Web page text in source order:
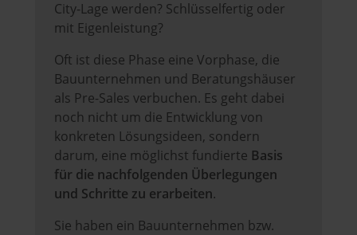
City-Lage werden? Schlüsselfertig oder
mit Eigenleistung?
Oft ist diese Phase eine Vorphase, die
Bauunternehmen und Beratungshäuser
als Pre-Sales verbuchen. Es geht dabei
noch nicht um die Entwicklung von
konkreten Lösungsideen, sondern
darum, eine möglichst fundierte Basis
für die nachfolgenden Überlegungen
und Schritte zu erarbeiten.
Sie haben ein Bauunternehmen bzw.